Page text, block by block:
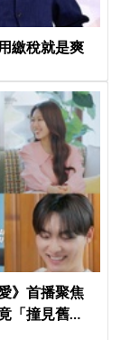
繳稅就是爽
》首播聚焦
「撞見舊